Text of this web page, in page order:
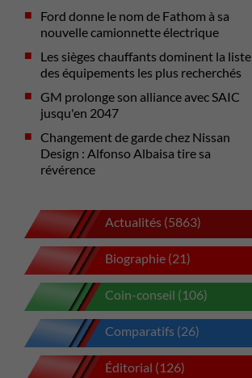
Ford donne le nom de Fathom à sa
nouvelle camionnette électrique
Les sièges chauffants dominent la liste
des équipements les plus recherchés
GM prolonge son alliance avec SAIC
jusqu'en 2047
Changement de garde chez Nissan
Design : Alfonso Albaisa tire sa
révérence
Actualités (5863)
Biographie (21)
Coin-conseil (106)
Comparatifs (26)
Éditorial (126)